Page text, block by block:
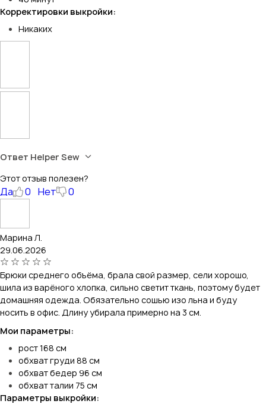
Корректировки выкройки:
Никаких
Ответ Helper Sew
Этот отзыв полезен?
Да 0 Нет 0
Марина Л.
29.06.2026
Брюки среднего объёма, брала свой размер, сели хорошо,
шила из варёного хлопка, сильно светит ткань, поэтому будет
домашняя одежда. Обязательно сошью изо льна и буду
носить в офис. Длину убирала примерно на 3 см.
Мои параметры:
рост 168 см
обхват груди 88 см
обхват бедер 96 см
обхват талии 75 см
Параметры выкройки: